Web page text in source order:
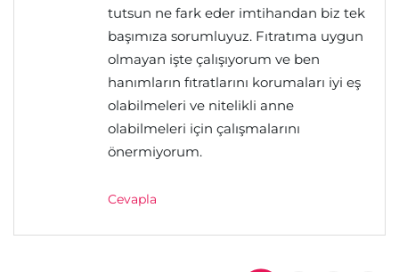
tutsun ne fark eder imtihandan biz tek
başımıza sorumluyuz. Fıtratıma uygun
olmayan işte çalışıyorum ve ben
hanımların fıtratlarını korumaları iyi eş
olabilmeleri ve nitelikli anne
olabilmeleri için çalışmalarını
önermiyorum.
Cevapla